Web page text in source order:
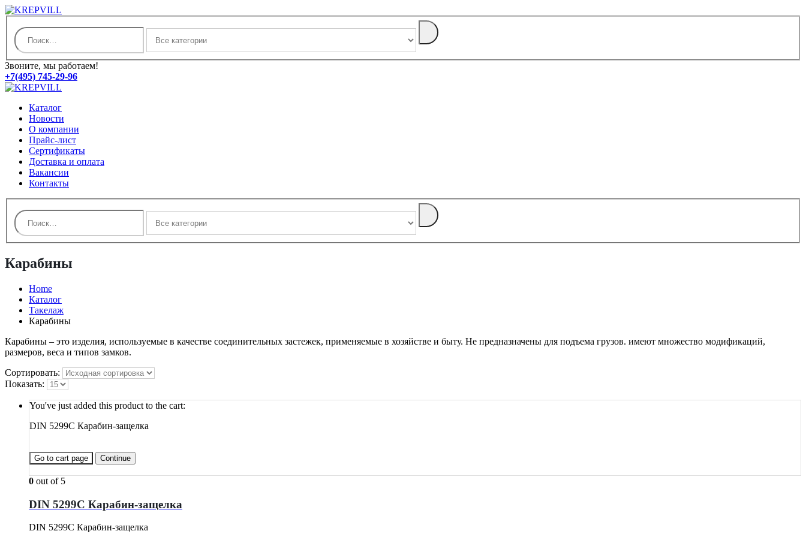
Звоните, мы работаем!
+7(495) 745-29-96
Каталог
Новости
О компании
Прайс-лист
Сертификаты
Доставка и оплата
Вакансии
Контакты
Карабины
Home
Каталог
Такелаж
Карабины
Карабины – это изделия, используемые в качестве соединительных застежек, применяемые в хозяйстве и быту. Не предназначены для подъема грузов. имеют множество модификаций,
размеров, веса и типов замков.
Сортировать:
Показать:
You've just added this product to the cart:
DIN 5299C Карабин-защелка
Go to cart page Continue
0 out of 5
DIN 5299C Карабин-защелка
DIN 5299C Карабин-защелка